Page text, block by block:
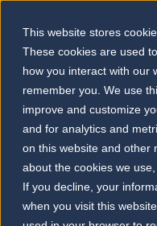
This website stores
These cookies are used
how you interact with our
remember you. We use
improve and customize
and for analytics and
on this website and other
about the cookies we
If you decline, your
when you visit this